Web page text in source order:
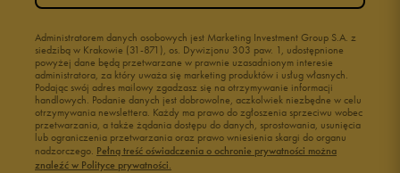
Administratorem danych osobowych jest Marketing Investment Group S.A. z
siedzibą w Krakowie (31-871), os. Dywizjonu 303 paw. 1, udostępnione
powyżej dane będą przetwarzane w prawnie uzasadnionym interesie
administratora, za który uważa się marketing produktów i usług własnych.
Podając swój adres mailowy zgadzasz się na otrzymywanie informacji
handlowych. Podanie danych jest dobrowolne, aczkolwiek niezbędne w celu
otrzymywania newslettera. Każdy ma prawo do zgłoszenia sprzeciwu wobec
przetwarzania, a także żądania dostępu do danych, sprostowania, usunięcia
lub ograniczenia przetwarzania oraz prawo wniesienia skargi do organu
nadzorczego. Pełną treść oświadczenia o ochronie prywatności można
znaleźć w Polityce prywatności.